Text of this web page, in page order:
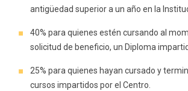
antigüedad superior a un año en la
40% para quienes estén cursando al
solicitud de beneficio, un Diploma
25% para quienes hayan cursado y
cursos impartidos por el Centro.